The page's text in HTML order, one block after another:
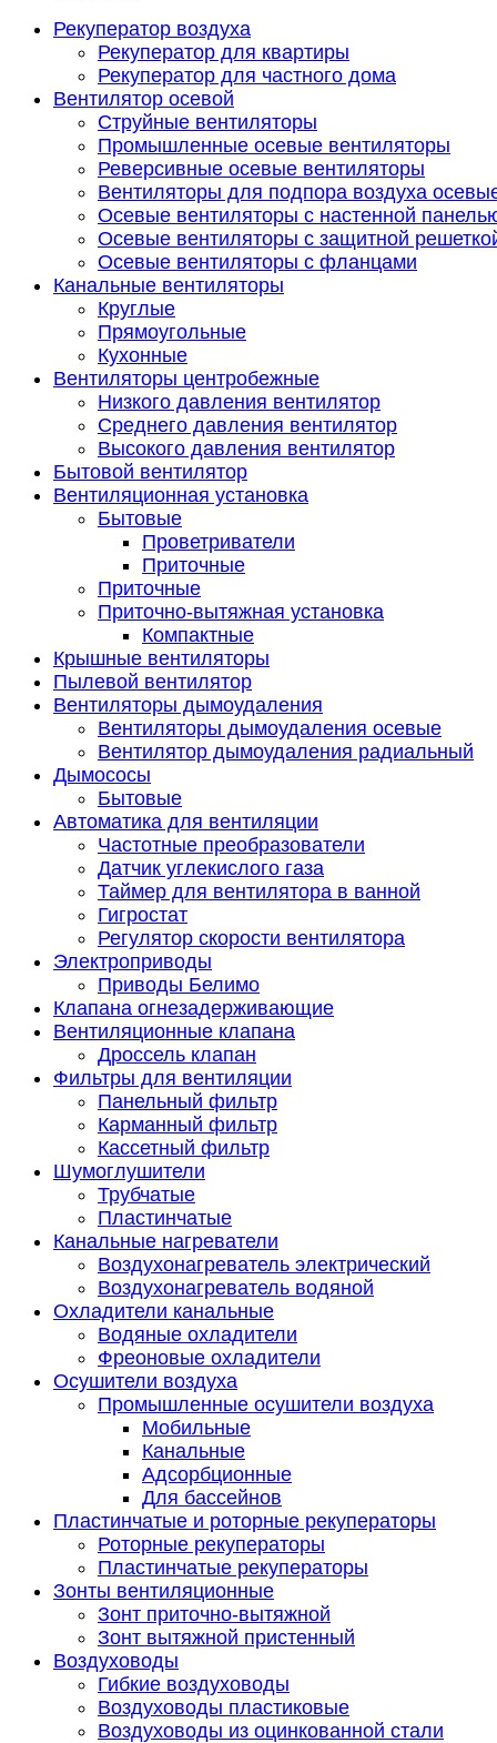
Рекуператор воздуха
Рекуператор для квартиры
Рекуператор для частного дома
Вентилятор осевой
Струйные вентиляторы
Промышленные осевые вентиляторы
Реверсивные осевые вентиляторы
Вентиляторы для подпора воздуха
Осевые вентиляторы с настенной
Осевые вентиляторы с защитной
Осевые вентиляторы с фланцами
Канальные вентиляторы
Круглые
Прямоугольные
Кухонные
Вентиляторы центробежные
Низкого давления вентилятор
Среднего давления вентилятор
Высокого давления вентилятор
Бытовой вентилятор
Вентиляционная установка
Бытовые
Проветриватели
Приточные
Приточные
Приточно-вытяжная установка
Компактные
Крышные вентиляторы
Пылевой вентилятор
Вентиляторы дымоудаления
Вентиляторы дымоудаления осевые
Вентилятор дымоудаления радиальный
Дымососы
Бытовые
Автоматика для вентиляции
Частотные преобразователи
Датчик углекислого газа
Таймер для вентилятора в ванной
Гигростат
Регулятор скорости вентилятора
Электроприводы
Приводы Белимо
Клапана огнезадерживающие
Вентиляционные клапана
Дроссель клапан
Фильтры для вентиляции
Панельный фильтр
Карманный фильтр
Кассетный фильтр
Шумоглушители
Трубчатые
Пластинчатые
Канальные нагреватели
Воздухонагреватель электрический
Воздухонагреватель водяной
Охладители канальные
Водяные охладители
Фреоновые охладители
Осушители воздуха
Промышленные осушители воздуха
Мобильные
Канальные
Адсорбционные
Для бассейнов
Пластинчатые и роторные рекуператоры
Роторные рекуператоры
Пластинчатые рекуператоры
Зонты вентиляционные
Зонт приточно-вытяжной
Зонт вытяжной пристенный
Воздуховоды
Гибкие воздуховоды
Воздуховоды пластиковые
Воздуховоды из оцинкованной стали